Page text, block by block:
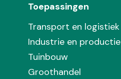
Toepassingen
Transport en logistiek
Industrie en productie
Tuinbouw
Groothandel